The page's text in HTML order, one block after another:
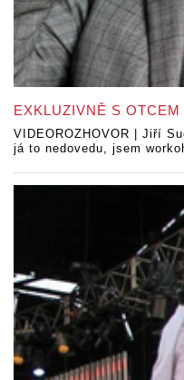
EXKLUZIVNĚ S OTCEM
VIDEOROZHOVOR | Jiří
já to nedovedu, jsem